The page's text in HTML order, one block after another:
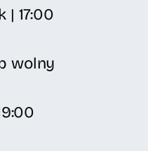
| 17:00
wolny